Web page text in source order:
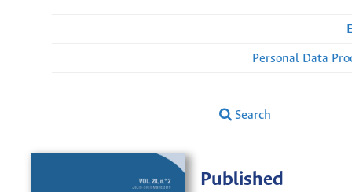
Personal Data
Search
Published